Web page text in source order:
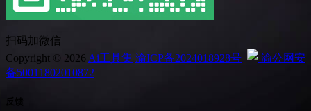
扫码加微信
Copyright © 2026 Ai工具集 渝ICP备2024018928号
渝公网安
备50011802010872